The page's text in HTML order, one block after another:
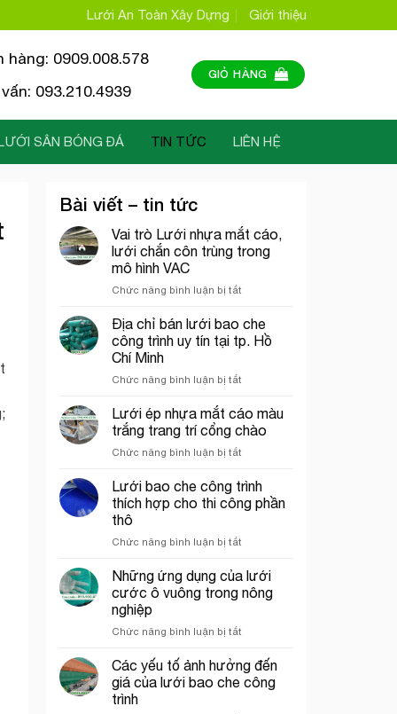
Lưới An Toàn Xây Dựng Giới thiệu
hàng: 0909.008.578
093.210.4939
GIỎ HÀNG
SÂN BÓNG ĐÁ TIN TỨC LIÊN HỆ
Bài viết – tin tức
Vai trò Lưới nhựa mắt cáo,
lưới chắn côn trùng trong
mô hình VAC
Chức năng bình luận bị tắt
trò
Lưới
nhựa
chắn
côn
trùng
hình
VAC
Địa chỉ bán lưới bao che
công trình uy tín tại tp. Hồ
Chí Minh
Chức năng bình luận bị tắt
chỉ
bán
lưới
công
trình
uy
Hồ
Chí
Lưới ép nhựa mắt cáo màu
trắng trang trí cổng chào
Chức năng bình luận bị tắt
ép
nhựa
mắt
trang
cổng
Lưới bao che công trình
thích hợp cho thi công phần
thô
Chức năng bình luận bị tắt
bao
che
công
cho
thi
công
Những ứng dụng của lưới
cước ô vuông trong nông
nghiệp
Chức năng bình luận bị tắt
ứng
dụng
của
Các yếu tố ảnh hưởng đến
giá của lưới bao che công
trình